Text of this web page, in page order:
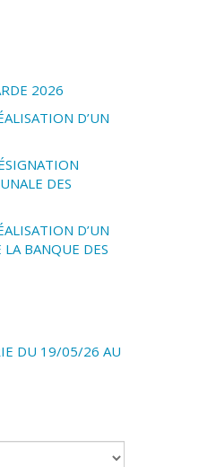
2026
D’UN
DES
D’UN
BANQUE DES
DU 19/05/26 AU